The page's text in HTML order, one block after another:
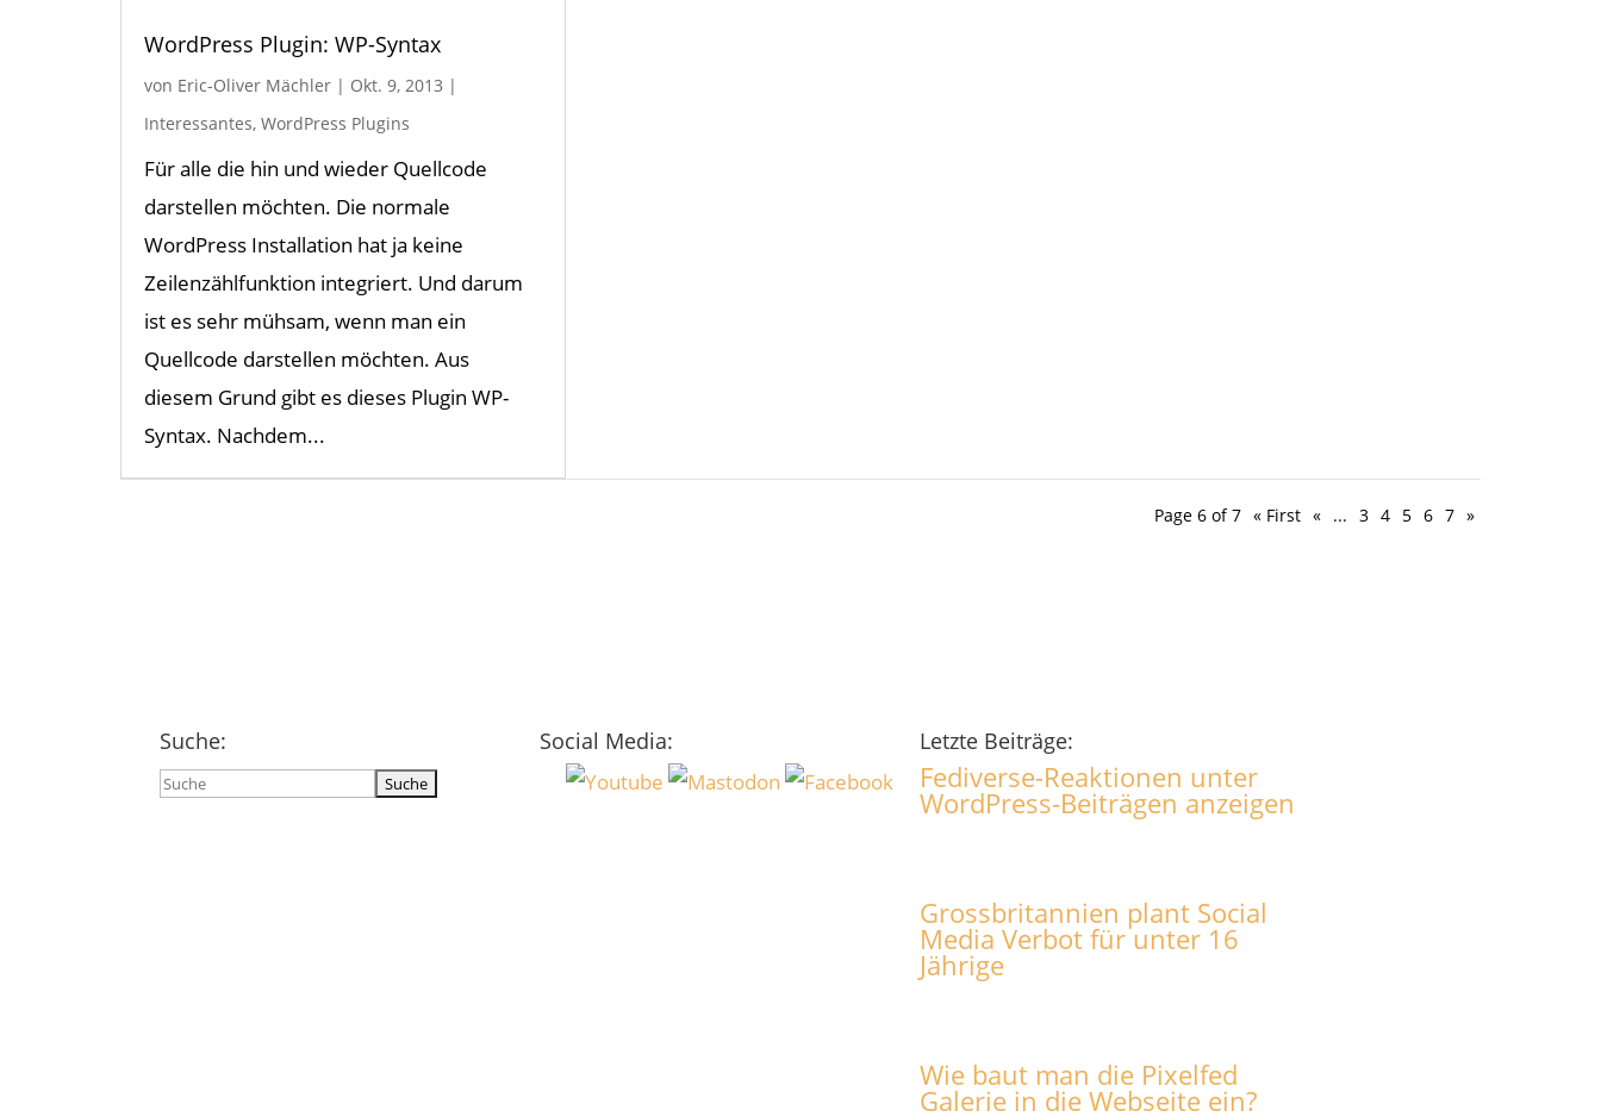
WordPress Plugin: WP-Syntax
von Eric-Oliver Mächler| Okt. 9, 2013 |
Interessantes, WordPress Plugins
Für alle die hin und wieder Quellcode
darstellen möchten. Die normale
WordPress Installation hat ja keine
Zeilenzählfunktion integriert. Und darum
ist es sehr mühsam, wenn man ein
Quellcode darstellen möchten. Aus
diesem Grund gibt es dieses Plugin WP-
Syntax. Nachdem...
Page 6 of 7 « First « ... 3 4 5 6 7 »
Suche:
Suchen
Social Media: Letzte Beiträge:
Fediverse-Reaktionen unter
WordPress-Beiträgen anzeigen
Grossbritannien plant Social
Media Verbot für unter 16
Jährige
Wie baut man die Pixelfed
Galerie in die Webseite ein?